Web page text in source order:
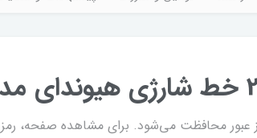
محافظت می‌شود. برای مشاهده صفحه، رمز